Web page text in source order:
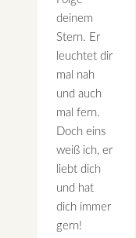
deinem
Stern. Er
leuchtet dir
mal nah
und auch
mal fern.
Doch eins
weiß ich, er
liebt dich
und hat
dich immer
gern!